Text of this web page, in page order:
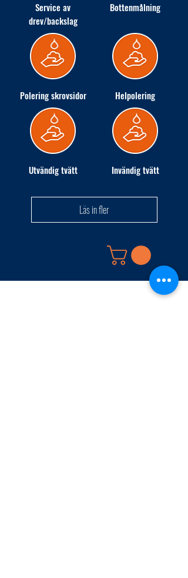
Service av
drev/backslag
Bottenmålning
Polering skrovsidor Helpolering
Utvändig tvätt Invändig tvätt
Läs in fler